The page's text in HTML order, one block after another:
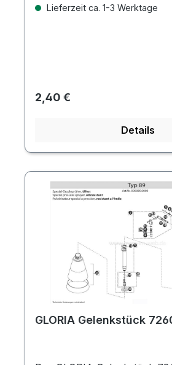
Lieferzeit ca. 1-3 Werktage
Regulärer Preis:
2,40 €
Details
GLORIA Gelenkstück